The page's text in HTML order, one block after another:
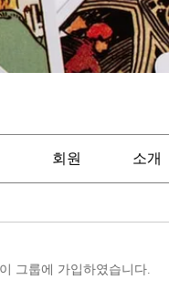
회원 소개
그룹에 가입하였습니다.